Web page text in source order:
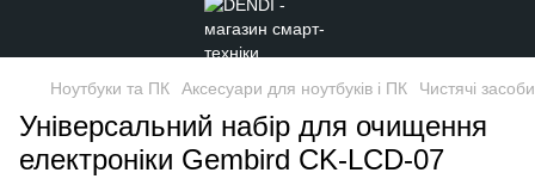
Ноутбуки та ПК Аксесуари для ноутбуків і ПК Чистячі засоби
Універсальний набір для очищення
електроніки Gembird CK-LCD-07